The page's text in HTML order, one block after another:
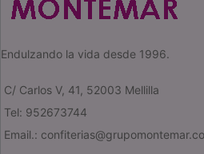
Endulzando la vida desde 1996.
C/ Carlos V, 41, 52003 Mellilla
Tel: 952673744
Email.: